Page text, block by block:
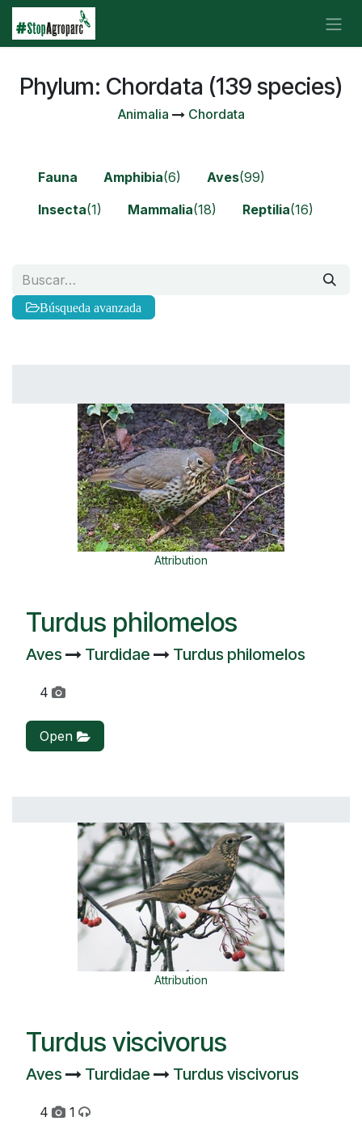
Ir al contenido
Phylum: Chordata (139 species)
Animalia Chordata
Fauna Amphibia(6) Aves(99)
Insecta(1) Mammalia(18) Reptilia(16)
Búsqueda avanzada
Attribution
Turdus philomelos
Aves Turdidae Turdus philomelos
4
Open
Attribution
Turdus viscivorus
Aves Turdidae Turdus viscivorus
4 1